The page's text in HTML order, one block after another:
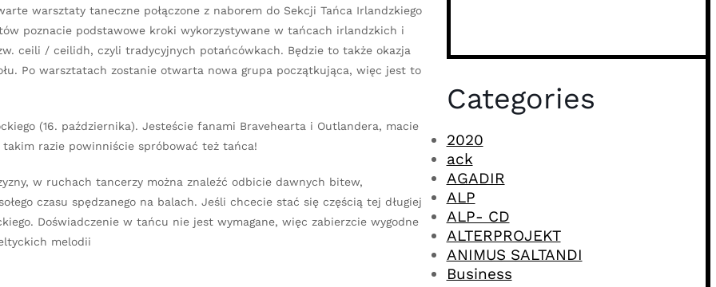
warsztaty taneczne połączone z naborem do Sekcji Tańca Irlandzkiego
poznacie podstawowe kroki wykorzystywane w tańcach irlandzkich i
ceili / ceilidh, czyli tradycyjnych potańcówkach. Będzie to także okazja
Po warsztatach zostanie otwarta nowa grupa początkująca, więc jest to
(16. października). Jesteście fanami Bravehearta i Outlandera, macie
razie powinniście spróbować też tańca!
w ruchach tancerzy można znaleźć odbicie dawnych bitew,
czasu spędzanego na balach. Jeśli chcecie stać się częścią tej długiej
Doświadczenie w tańcu nie jest wymagane, więc zabierzcie wygodne
melodii
Categories
2020
ack
AGADIR
ALP
ALP- CD
ALTERPROJEKT
ANIMUS SALTANDI
Business